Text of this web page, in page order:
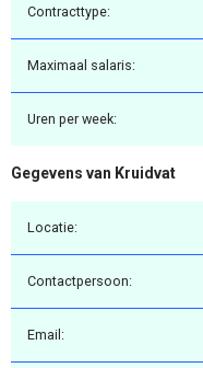
Contracttype:
Maximaal salaris:
Uren per week:
Gegevens van Kruidvat
Locatie:
Contactpersoon:
Email: